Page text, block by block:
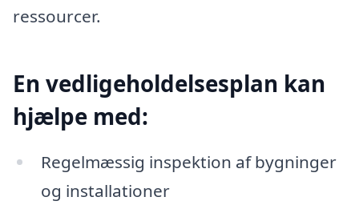
ressourcer.
En vedligeholdelsesplan kan
hjælpe med:
Regelmæssig inspektion af bygninger
og installationer